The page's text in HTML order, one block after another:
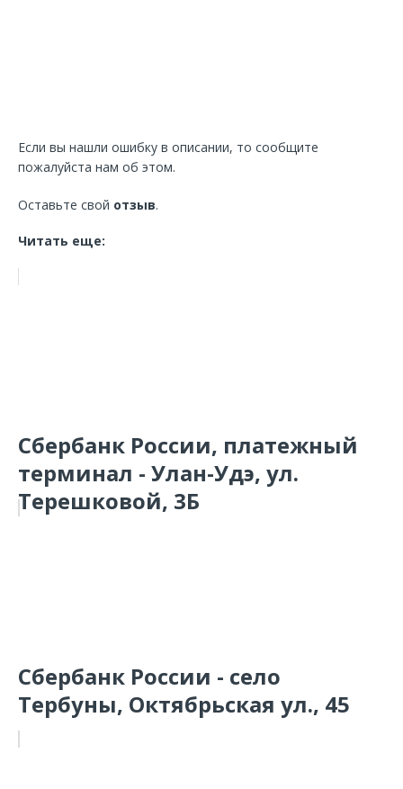
Если вы нашли ошибку в описании, то сообщите
пожалуйста нам об этом.
Оставьте свой отзыв.
Читать еще:
Сбербанк России, платежный
терминал - Улан-Удэ, ул.
Терешковой, 3Б
Сбербанк России - село
Тербуны, Октябрьская ул., 45